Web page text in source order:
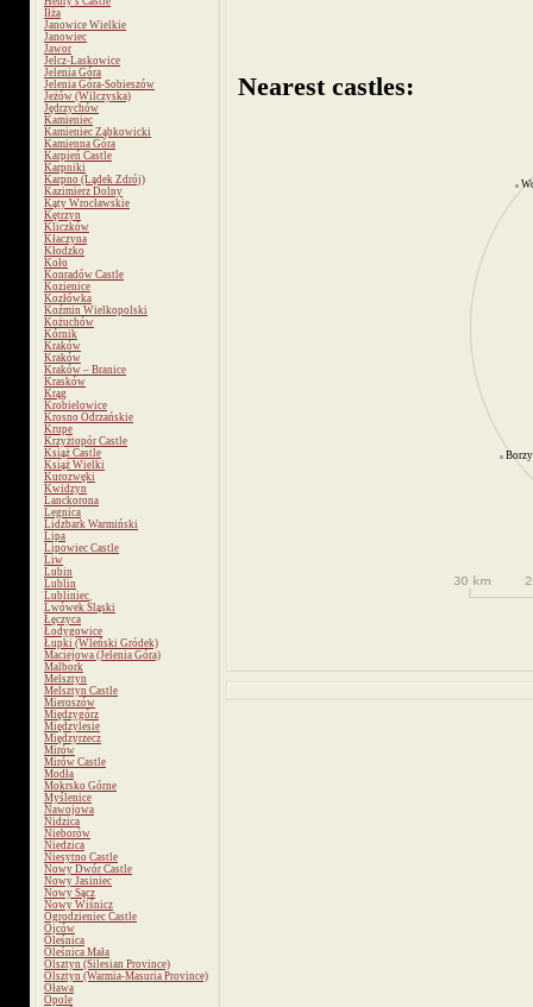
Iłża
Janowice Wielkie
Janowiec
Jawor
Jelcz-Laskowice
Jelenia Góra
Jelenia Góra-Sobieszów
Jeżów (Wilczyska)
Jędrzychów
Kamieniec
Kamieniec Ząbkowicki
Kamienna Góra
Karpień Castle
Karpniki
Karpno (Lądek Zdrój)
Kazimierz Dolny
Kąty Wrocławskie
Kętrzyn
Kliczków
Kłaczyna
Kłodzko
Koło
Konradów Castle
Kozienice
Kozłówka
Koźmin Wielkopolski
Kożuchów
Kórnik
Kraków
Kraków
Kraków – Branice
Krasków
Krąg
Krobielowice
Krosno Odrzańskie
Krupe
Krzyżtopór Castle
Książ Castle
Książ Wielki
Kurozwęki
Kwidzyn
Lanckorona
Legnica
Lidzbark Warmiński
Lipa
Lipowiec Castle
Liw
Lubin
Lublin
Lubliniec
Lwówek Śląski
Łęczyca
Łodygowice
Łupki (Wleński Gródek)
Maciejowa (Jelenia Góra)
Malbork
Melsztyn
Melsztyn Castle
Mieroszów
Międzygórz
Międzylesie
Międzyrzecz
Mirów
Mirów Castle
Modła
Mokrsko Górne
Myślenice
Nawojowa
Nidzica
Nieborów
Niedzica
Niesytno Castle
Nowy Dwór Castle
Nowy Jasiniec
Nowy Sącz
Nowy Wiśnicz
Ogrodzieniec Castle
Ojców
Oleśnica
Oleśnica Mała
Olsztyn (Silesian Province)
Olsztyn (Warmia-Masuria Province)
Oława
Opole
Nearest castles: